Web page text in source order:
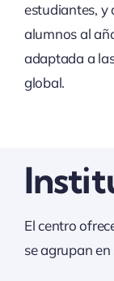
estudiantes, y
alumnos al
adaptada a
global.
El centro
se agrupan en